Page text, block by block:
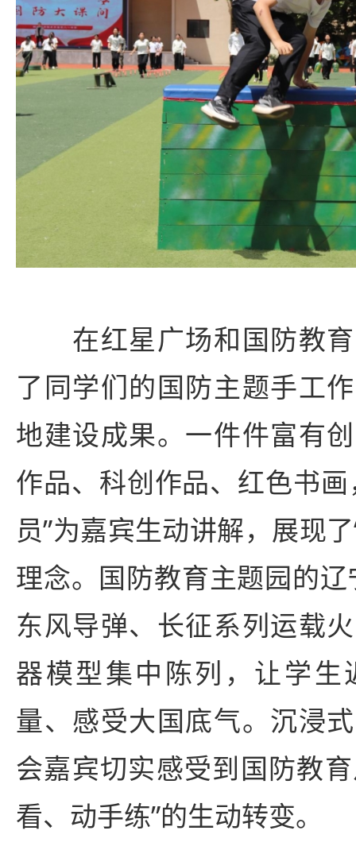
在红星广场和国防教育
了同学们的国防主题手工
地建设成果。一件件富有
作品、科创作品、红色书
员”为嘉宾生动讲解，展现
理念。国防教育主题园的
东风导弹、长征系列运载
器模型集中陈列，让学生
量、感受大国底气。沉浸
会嘉宾切实感受到国防教
看、动手练”的生动转变。